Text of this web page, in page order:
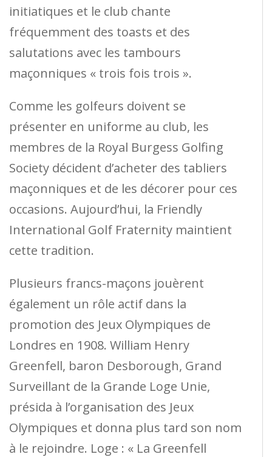
initiatiques et le club chante
fréquemment des toasts et des
salutations avec les tambours
maçonniques « trois fois trois ».
Comme les golfeurs doivent se
présenter en uniforme au club, les
membres de la Royal Burgess Golfing
Society décident d’acheter des tabliers
maçonniques et de les décorer pour ces
occasions. Aujourd’hui, la Friendly
International Golf Fraternity maintient
cette tradition.
Plusieurs francs-maçons jouèrent
également un rôle actif dans la
promotion des Jeux Olympiques de
Londres en 1908. William Henry
Greenfell, baron Desborough, Grand
Surveillant de la Grande Loge Unie,
présida à l’organisation des Jeux
Olympiques et donna plus tard son nom
à le rejoindre. Loge : « La Greenfell